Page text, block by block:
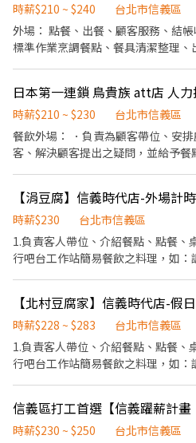
理客人意見與反應 5. 主管交辦事項 ◆
打菜備料、切菜、處理根莖類食材
料協助（雞湯桑品牌） 協助出餐（
潔洗區、刷地 進階工作（時薪多 +5
交辦事項 【適合這樣的你】 ✔ 可以配合排班、接受輪班 ✔ 工作需
要長時間站立沒問題 ✔ 喜歡餐飲、樂於付出 【班別時段】
外場）：10:00–15:00 晚班（內外場
場）：11:30–22:30 ※ 以上僅為概略
安排 【應徵方式很簡單！】 1️⃣ 按下「應徵」，填寫基本資料，我們
的所有細節。 另外，為了保障大家
【新進及餐飲供膳人員體檢報告】，這點請先留
來吃一頓！〞 我們相信，喜歡這份
餐點。 只要收到面試邀約，就能拿到一張【品牌餐飲體驗券】（滿
額折抵）， 讓你在正式加入前，先感受一下阿爾法的溫度與美味。
體驗券連結：https://ocard.co/event/
阿爾法大家庭！我們在這裡等你 🙌
時薪$210 ~ $240
台北市信義區
外場： 點餐、出餐、顧客服務、結帳收銀 內場： 食材準備
標準作業烹調餐點、餐具清潔整理、出餐
員工餐 2.享完整教育訓練 3.享體檢
獎金 6.享與店家良好溝通管道 7.國定
班（其餘時間皆可討論） 9.錄取高
氛佳同事可愛 11.時薪210起，有相
時薪$210 ~ $230
台北市信義區
餐飲外場： ．負責為顧客帶位、安
客、解決顧客提出之疑問，並給予
負責結帳、收銀等工作。 餐飲內場
前與烹飪中之準備工作與其他餐廳相
切各種食材。 ．負責清理工作環境、
所需要的食材。 ．協助測量食材的
【涓豆腐】信義時代店-外場計
時薪$230
台北市信義區
1.負責客人帶位、介紹餐點、點餐、
行吧台工作站簡易餐飲之料理，如
時薪$228 ~ $283
台北市信義區
1.負責客人帶位、介紹餐點、點餐、
行吧台工作站簡易餐飲之料理，如
時薪$230 ~ $250
台北市信義區